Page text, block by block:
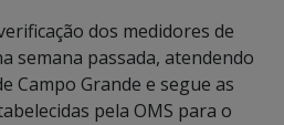
dos medidores de
semana passada, atendendo
Campo Grande e segue as
pela OMS para o